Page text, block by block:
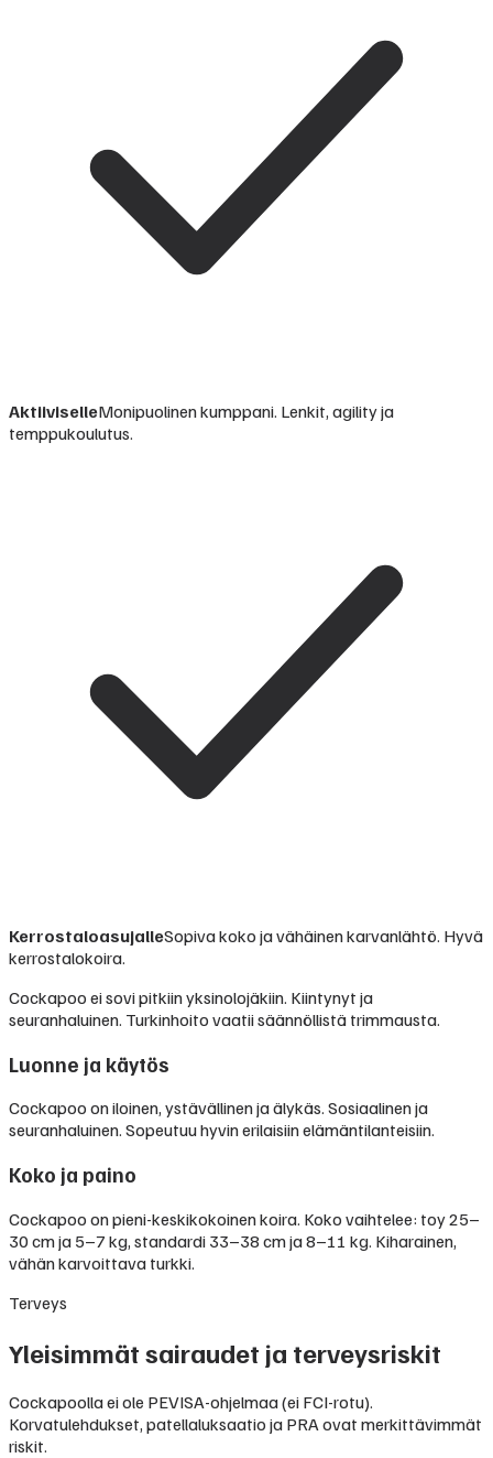
AktiiviselleMonipuolinen kumppani. Lenkit, agility ja
temppukoulutus.
KerrostaloasujalleSopiva koko ja vähäinen karvanlähtö. Hyvä
kerrostalokoira.
Cockapoo ei sovi pitkiin yksinolojäkiin. Kiintynyt ja
seuranhaluinen. Turkinhoito vaatii säännöllistä trimmausta.
Luonne ja käytös
Cockapoo on iloinen, ystävällinen ja älykäs. Sosiaalinen ja
seuranhaluinen. Sopeutuu hyvin erilaisiin elämäntilanteisiin.
Koko ja paino
Cockapoo on pieni-keskikokoinen koira. Koko vaihtelee: toy 25–
30 cm ja 5–7 kg, standardi 33–38 cm ja 8–11 kg. Kiharainen,
vähän karvoittava turkki.
Terveys
Yleisimmät sairaudet ja terveysriskit
Cockapoolla ei ole PEVISA-ohjelmaa (ei FCI-rotu).
Korvatulehdukset, patellaluksaatio ja PRA ovat merkittävimmät
riskit.